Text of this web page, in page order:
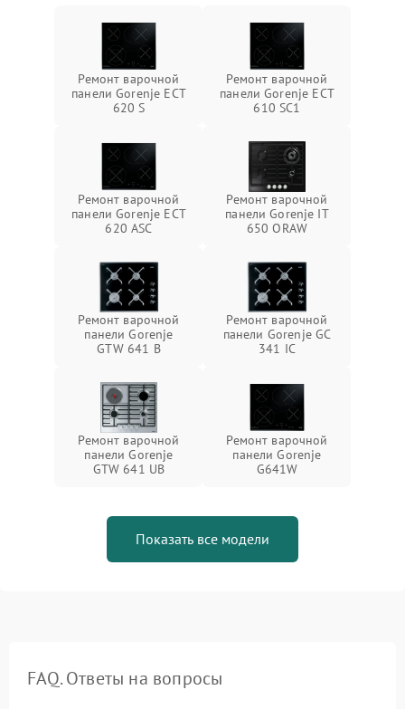
Ремонт варочной
панели Gorenje ECT
620 S
Ремонт варочной
панели Gorenje ECT
610 SC1
Ремонт варочной
панели Gorenje ECT
620 ASC
Ремонт варочной
панели Gorenje IT
650 ORAW
Ремонт варочной
панели Gorenje
GTW 641 B
Ремонт варочной
панели Gorenje GC
341 IC
Ремонт варочной
панели Gorenje
GTW 641 UB
Ремонт варочной
панели Gorenje
G641W
Показать все модели
FAQ. Ответы на вопросы